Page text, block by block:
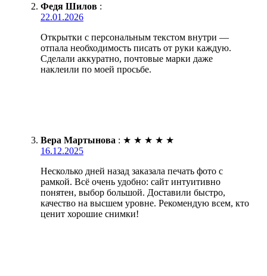
Федя Шилов :
22.01.2026
Открытки с персональным текстом внутри —
отпала необходимость писать от руки каждую.
Сделали аккуратно, почтовые марки даже
наклеили по моей просьбе.
Вера Мартынова : ★ ★ ★ ★ ★
16.12.2025
Несколько дней назад заказала печать фото с
рамкой. Всё очень удобно: сайт интуитивно
понятен, выбор большой. Доставили быстро,
качество на высшем уровне. Рекомендую всем, кто
ценит хорошие снимки!